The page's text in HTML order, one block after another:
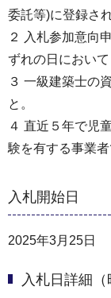
委託等)に登録さ
２ 入札参加意向
ずれの日におい
３ 一級建築士の
と。
４ 直近５年で児
験を有する事業者
入札開始日
2025年3月25日
入札日詳細（